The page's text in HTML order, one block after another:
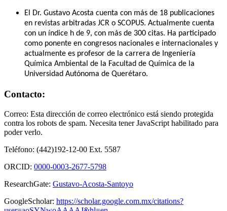
El Dr. Gustavo Acosta cuenta con más de 18 publicaciones
en revistas arbitradas JCR o SCOPUS. Actualmente cuenta
con un índice h de 9, con más de 300 citas. Ha participado
como ponente en congresos nacionales e internacionales y
actualmente es profesor de la carrera de Ingeniería
Química Ambiental de la Facultad de Química de la
Universidad Autónoma de Querétaro.
Contacto:
Correo: Esta dirección de correo electrónico está siendo protegida
contra los robots de spam. Necesita tener JavaScript habilitado para
poder verlo.
Teléfono: (442)192-12-00 Ext. 5587
ORCID: 0000-0003-2677-5798
ResearchGate: Gustavo-Acosta-Santoyo
GoogleScholar: https://scholar.google.com.mx/citations?